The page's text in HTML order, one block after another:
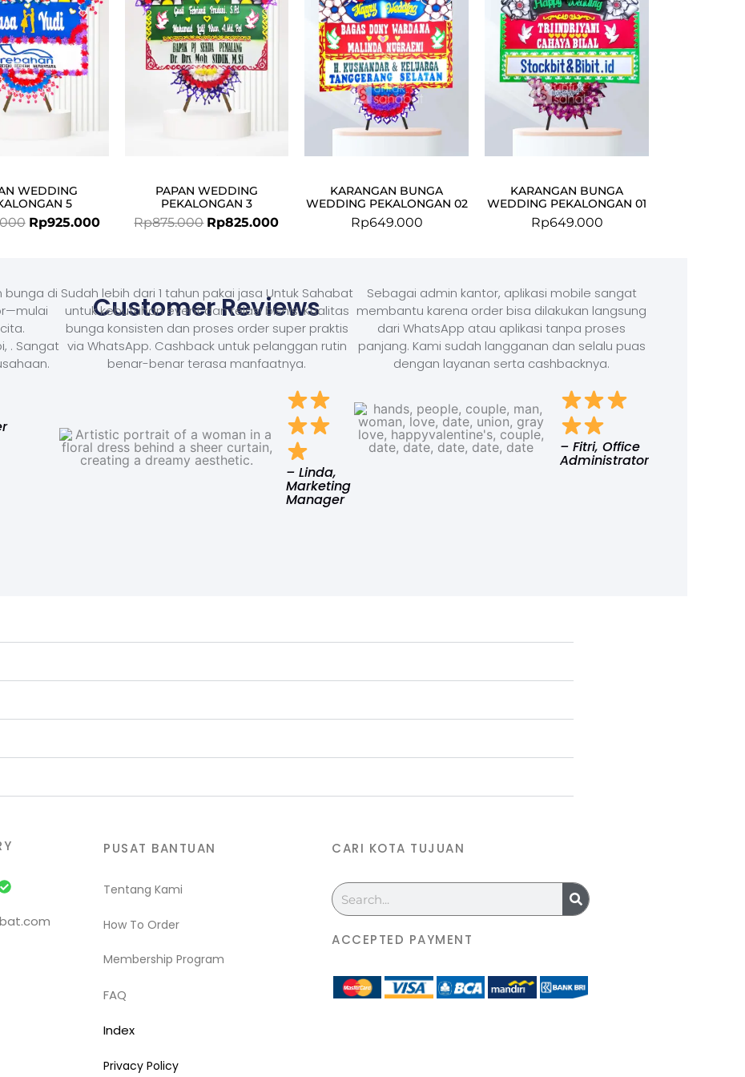
WEDDING
5
Rp949.000.
Rp925.000
Rp925.000.
PAPAN WEDDING
PEKALONGAN 3
Rp875.000
Rp875.000.
Rp825.000
Rp825.000.
KARANGAN BUNGA
WEDDING PEKALONGAN 02
Rp649.000
KARANGAN BUNGA
WEDDING PEKALONGAN 01
Rp649.000
Customer Reviews
bunga di
. Sangat
Sudah lebih dari 1 tahun pakai jasa Untuk Sahabat
untuk kebutuhan event dan relasi bisnis. Kualitas
bunga konsisten dan proses order super praktis
via WhatsApp. Cashback untuk pelanggan rutin
benar-benar terasa manfaatnya.
– Linda,
Marketing
Manager
Sebagai admin kantor, aplikasi mobile sangat
membantu karena order bisa dilakukan langsung
dari WhatsApp atau aplikasi tanpa proses
panjang. Kami sudah langganan dan selalu puas
dengan layanan serta cashbacknya.
– Fitri, Office
Administrator
PUSAT BANTUAN
Tentang Kami
How To Order
Membership Program
FAQ
Index
Privacy Policy
CARI KOTA TUJUAN
Search
ACCEPTED PAYMENT